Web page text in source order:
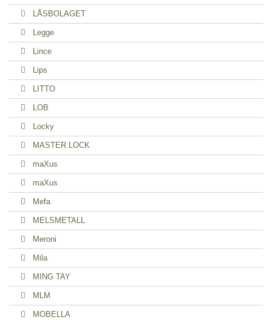
LÅSBOLAGET
Legge
Lince
Lips
LITTO
LOB
Locky
MASTER LOCK
maXus
maXus
Mefa
MELSMETALL
Meroni
Mila
MING TAY
MLM
MOBELLA